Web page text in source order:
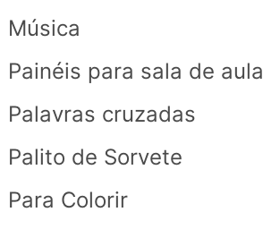
Música
Painéis para sala de aula
Palavras cruzadas
Palito de Sorvete
Para Colorir